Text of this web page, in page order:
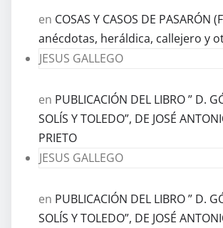
en COSAS Y CASOS DE PASARÓN
anécdotas, heráldica, callejero y
JESUS GALLEGO
en PUBLICACIÓN DEL LIBRO ” D.
SOLÍS Y TOLEDO”, DE JOSÉ
PRIETO
JESUS GALLEGO
en PUBLICACIÓN DEL LIBRO ” D.
SOLÍS Y TOLEDO”, DE JOSÉ